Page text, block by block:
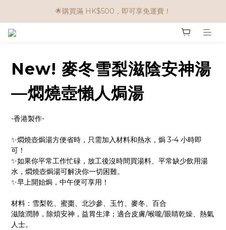
🌟購物滿 HK$650享95折； HK$950享9折；HK$1500享85折
🌟購買滿 HK$500，即可享免運費！
任選兩件$80！ 🌟韓國骨膠原啫喱：$270/3件；$510/6件
New! 麥冬雪梨滋陰安神湯
—燜燒壺懶人焗湯
-香港製作-
✨燜燒壺焗湯方便省時，只需加入材料和熱水，焗 3-4 小時即
可！
✨如果你平常工作忙碌，放工後沒時間買湯料、平常缺少飲用湯
水，燜燒壺焗湯可解決你一切困難。
✨早上開始焗，中午便可享用！
材料：雪梨乾、蜜棗、北沙參、玉竹、麥冬、百合
滋陰潤肺，除煩安神，益胃生津；適合皮膚/喉嚨/眼睛乾燥、熱氣
人士。